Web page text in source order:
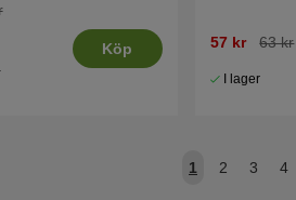
Köp 57 kr 63 kr
I lager
1 2 3 4